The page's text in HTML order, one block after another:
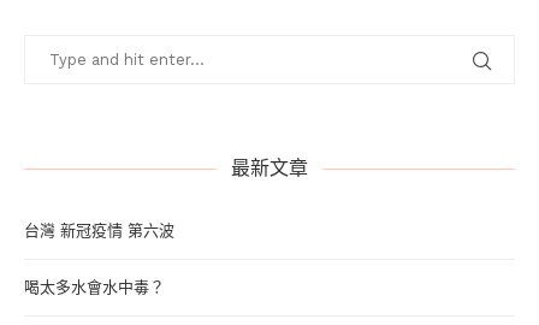
最新文章
台灣 新冠疫情 第六波
喝太多水會水中毒？